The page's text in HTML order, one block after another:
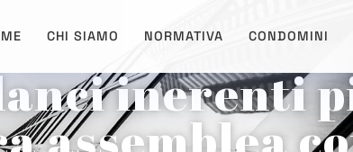
CHI SIAMO NORMATIVA CONDOMINI
inerenti
assemblea